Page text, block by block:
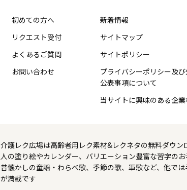
初めての方へ
リクエスト受付
よくあるご質問
お問い合わせ
新着情報
サイトマップ
サイトポリシー
プライバシーポリシー及
公表事項について
当サイトに興味のある企
介護レク広場は高齢者用レク素材&レクネタの無料ダウ
人の塗り絵やカレンダー、バリエーション豊富な習字の
昔懐かしの童謡・わらべ歌、季節の歌、軍歌など、他で
が満載です